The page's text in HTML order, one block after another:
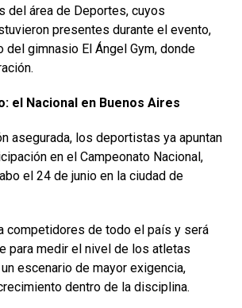
del área de Deportes, cuyos
presentes durante el evento,
del gimnasio El Ángel Gym, donde
el Nacional en Buenos Aires
asegurada, los deportistas ya apuntan
en el Campeonato Nacional,
el 24 de junio en la ciudad de
competidores de todo el país y será
para medir el nivel de los atletas
escenario de mayor exigencia,
dentro de la disciplina.